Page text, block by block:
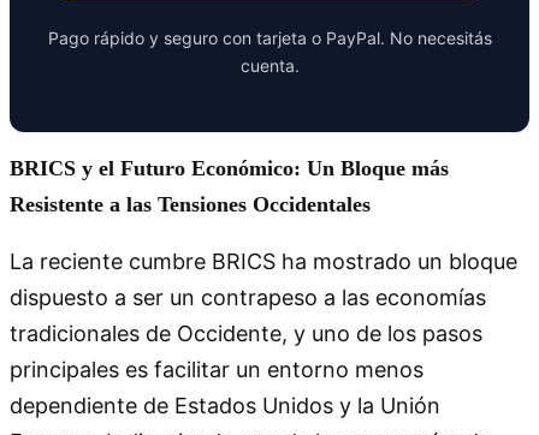
Pago rápido y seguro con tarjeta o PayPal. No necesitás
cuenta.
BRICS y el Futuro Económico: Un Bloque más
Resistente a las Tensiones Occidentales
La reciente cumbre BRICS ha mostrado un bloque
dispuesto a ser un contrapeso a las economías
tradicionales de Occidente, y uno de los pasos
principales es facilitar un entorno menos
dependiente de Estados Unidos y la Unión